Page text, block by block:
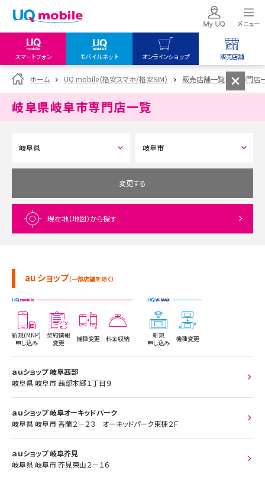
スマートフォン モバイルネット オンラインショップ 販売店舗
my UQ WiMAX
UQ WiMAX ご契約の方
My UQ mobile
データチャージサイト
UQ mobile
オンラインショップ
UQ WiMAX
UQ mobile
販売店舗
UQ WiMAX
ホーム UQ mobile（格安スマホ/格安SIM） 販売店舗一覧 専門店
岐阜県岐阜市専門店一覧
変更する
現在地（地図）から探す
au ショップ（一部店舗を除く）
新規(MNP)
申し込み
契約情報
変更
機種変更 料金収納
新規
申し込み
機種変更
ａｕショップ 岐阜茜部
岐阜県 岐阜市 茜部本郷１丁目９
ａｕショップ 岐阜オーキッドパーク
岐阜県 岐阜市 香蘭２－２３ オーキッドパーク東棟２Ｆ
ａｕショップ 岐阜芥見
岐阜県 岐阜市 芥見東山２－１６